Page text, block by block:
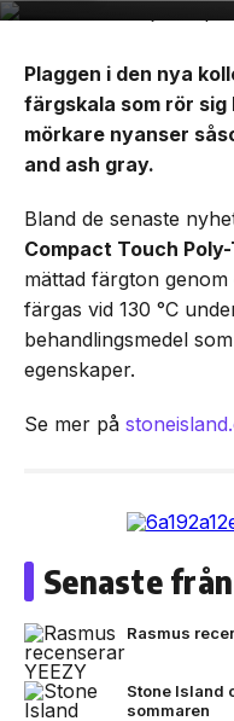
Plaggen i den nya
färgskala som rör
mörkare nyanser
and ash gray.
Bland de senaste
Compact Touch
mättad färgton
färgas vid 130 °C
behandlingsmedel
egenskaper.
Se mer på
Senaste
Rasmus
Stone Island
sommaren